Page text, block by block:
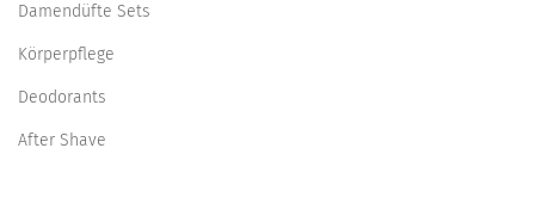
Damendüfte Sets
Körperpflege
Deodorants
After Shave